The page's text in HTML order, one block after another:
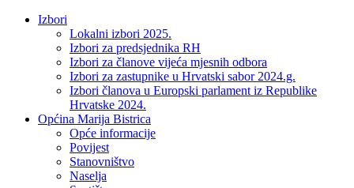
Izbori
Lokalni izbori 2025.
Izbori za predsjednika RH
Izbori za članove vijeća mjesnih odbora
Izbori za zastupnike u Hrvatski sabor 2024.g.
Izbori članova u Europski parlament iz Republike
Hrvatske 2024.
Općina Marija Bistrica
Opće informacije
Povijest
Stanovništvo
Naselja